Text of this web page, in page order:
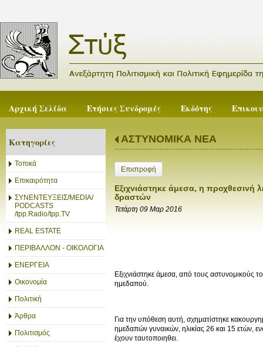
Αρχική Σελίδα Ετήσιες Συνδρομές Εκδότης
Κατηγορίες
Τοπικά
Επικαιρότητα
ΣΥΝΕΝΤΕΥΞΕΙΣ/MEDIA/
PODCASTS
/tpp.Radio/tpp.TV
REAL ESTATE
ΠΕΡΙΒΑΛΛΟΝ - ΟΙΚΟΛΟΓΙΑ
ΕΝΕΡΓΕΙΑ
Οικονομία
Πολιτική
Άρθρα
Πολιτισμός
ΑΣΤΥΝΟΜΙΚΑ ΝΕΑ
Επιστροφή
Εξιχνιάστηκε άμεσα, η προχθεσινή
δραστών
Τετάρτη 09 Μαρ 2016
Εξιχνιάστηκε άμεσα, από τους αστυνομικούς
ημεδαπού.
Για την υπόθεση αυτή, σχηματίστηκε
ημεδαπών γυναικών, ηλικίας 26 και 15 ετών,
έχουν ταυτοποιηθει.